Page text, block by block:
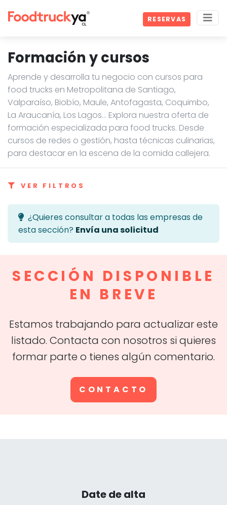
RESERVAS
Formación y cursos
Aprende y desarrolla tu negocio con cursos para
food trucks en Metropolitana de Santiago,
Valparaíso, Biobío, Maule, Antofagasta, Coquimbo,
La Araucanía, Los Lagos… Explora nuestra oferta de
formación especializada para food trucks. Desde
cursos de redes o gestión, hasta técnicas culinarias,
para destacar en la escena de la comida callejera.
VER FILTROS
¿Quieres consultar a todas las empresas de
esta sección? Envía una solicitud
SECCIÓN DISPONIBLE
EN BREVE
Estamos trabajando para actualizar este
listado. Contacta con nosotros si quieres
formar parte o tienes algún comentario.
CONTACTO
Date de alta